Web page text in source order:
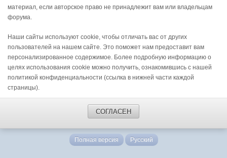
материал, если авторское право не принадлежит вам или владельцам
форума.
Наши сайты используют cookie, чтобы отличать вас от других
пользователей на нашем сайте. Это поможет нам предоставит вам
персонализированное содержимое. Более подробную информацию о
целях использования cookie можно получить, ознакомившись с нашей
политикой конфиденциальности (ссылка в нижней части каждой
страницы).
СОГЛАСЕН
Полная версия Русский